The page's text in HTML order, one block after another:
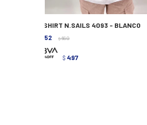
T-SHIRT N.SAILS 4093 - BLANCO
552 $ 690
$ 497